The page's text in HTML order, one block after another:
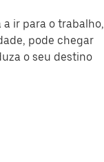
a ir para o trabalho,
pode chegar
o seu destino